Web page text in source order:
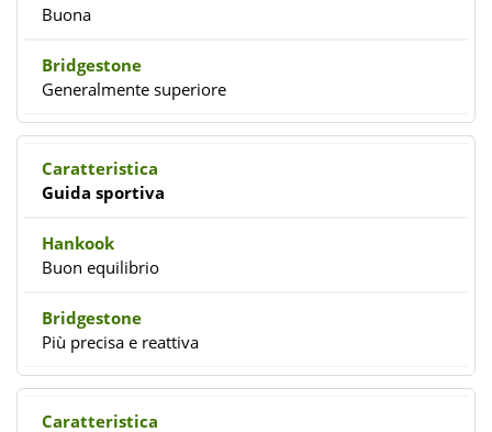
Buona
Generalmente superiore
Guida sportiva
Buon equilibrio
Più precisa e reattiva